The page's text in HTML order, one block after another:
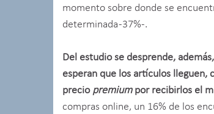
momento sobre donde se
determinada -37%-.
Del estudio se desprende,
esperan que los artículos lleguen,
precio premium por recibirlos el
compras online, un 16% de los